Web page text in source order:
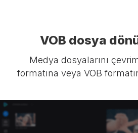
VOB dosya
Medya dosyalarını
formatına veya VOB